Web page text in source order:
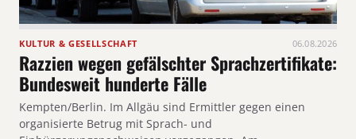
KULTUR & GESELLSCHAFT 06.08.2026
Razzien wegen gefälschter Sprachzertifikate:
Bundesweit hunderte Fälle
Kempten/Berlin. Im Allgäu sind Ermittler gegen einen
organisierte Betrug mit Sprach- und